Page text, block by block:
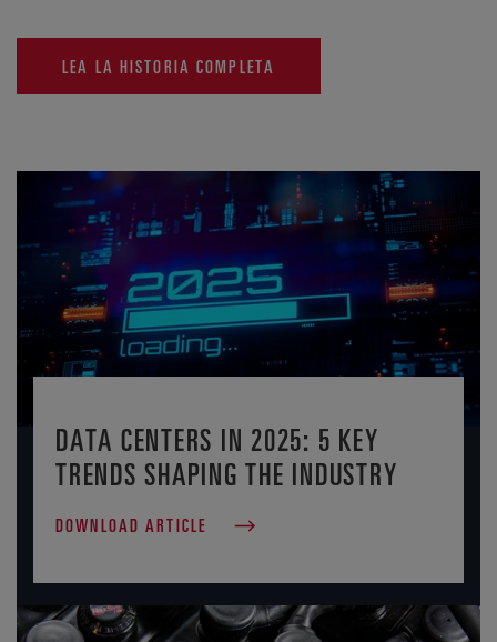
LEA LA HISTORIA COMPLETA
DATA CENTERS IN 2025: 5 KEY
TRENDS SHAPING THE INDUSTRY
DOWNLOAD ARTICLE